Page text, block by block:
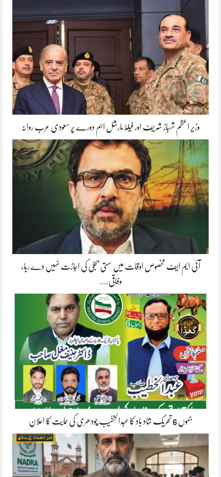
وزیر اعظم شہباز شریف اور فیلڈ مارشل اہم دورے پر سعودی عرب روانہ
آئی ایم ایف مخصوص اوقات میں سستی بجلی کی اجازت نہیں دے رہا،
وفاقی…
جموں 6 تحریک شاد باد کا عبدالخطیب چودھری کی حمایت کا اعلان